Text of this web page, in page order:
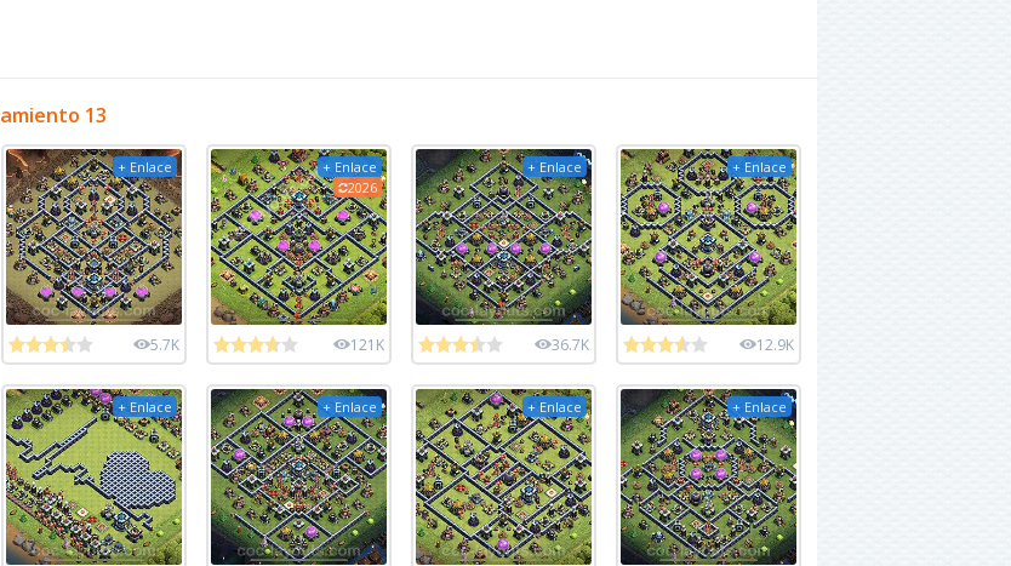
13
+ Enlace
5.7K
+ Enlace
2026
121K
+ Enlace
36.7K
+ Enlace
12.9K
+ Enlace + Enlace + Enlace + Enlace